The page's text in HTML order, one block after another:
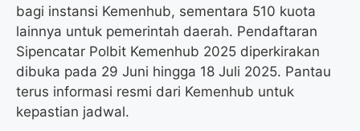
bagi instansi Kemenhub, sementara 510 kuota
lainnya untuk pemerintah daerah. Pendaftaran
Sipencatar Polbit Kemenhub 2025 diperkirakan
dibuka pada 29 Juni hingga 18 Juli 2025. Pantau
terus informasi resmi dari Kemenhub untuk
kepastian jadwal.